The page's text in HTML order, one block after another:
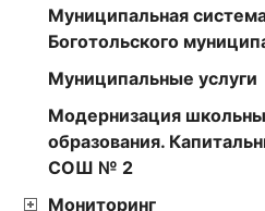
Муниципальная
Боготольского
Муниципальные услуги
Модернизация
образования.
СОШ № 2
Мониторинг